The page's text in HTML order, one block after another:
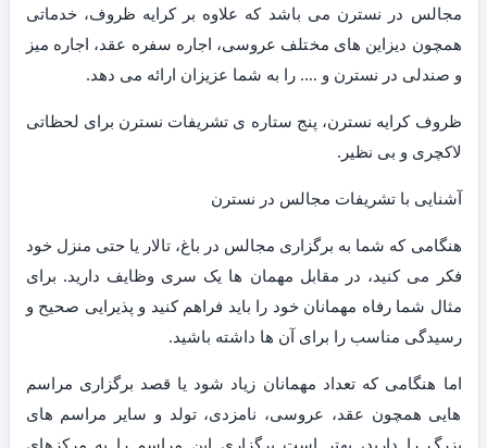
مجالس در نسترن می باشد که علاوه بر کرایه ظروف، خدماتی
همچون دیزاین های مختلف عروسی، اجاره سفره عقد، اجاره میز
و صندلی در نسترن و …. را به شما عزیزان ارائه می دهد.
ظروف کرایه نسترن، پنج ستاره ی تشریفات نسترن برای لحظاتی
لاکچری و بی نظیر.
آشنایی با تشریفات مجالس در نسترن
هنگامی که شما به برگزاری مجالس در باغ، تالار یا حتی منزل خود
فکر می کنید، در مقابل مهمان ها یک سری وظایف دارید. برای
مثال شما رفاه مهمانان خود را باید فراهم کنید و پذیرایی صحیح و
رسیدگی مناسب را برای آن ها داشته باشید.
اما هنگامی که تعداد مهمانان زیاد شود یا قصد برگزاری مراسم
هایی همچون عقد، عروسی، نامزدی، تولد و سایر مراسم های
بزرگ را دارید، بهتر است برگزاری این مراسم را به مرکزهای